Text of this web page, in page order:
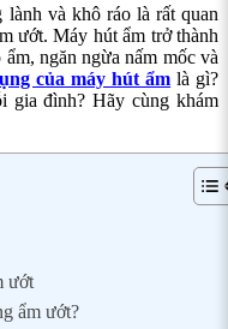
và khô ráo là rất quan
ướt. Máy hút ẩm trở thành
ngăn ngừa nấm mốc và
của máy hút ẩm là gì?
gia đình? Hãy cùng khám
ướt
ẩm ướt?